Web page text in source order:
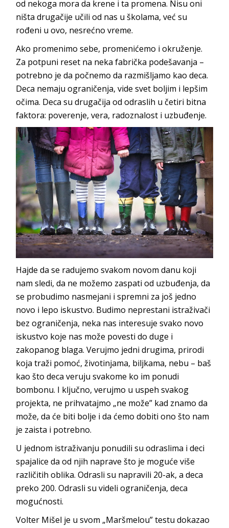
od nekoga mora da krene i ta promena. Nisu oni
ništa drugačije učili od nas u školama, već su
rođeni u ovo, nesrećno vreme.
Ako promenimo sebe, promenićemo i okruženje.
Za potpuni reset na neka fabrička podešavanja –
potrebno je da počnemo da razmišljamo kao deca.
Deca nemaju ograničenja, vide svet boljim i lepšim
očima. Deca su drugačija od odraslih u četiri bitna
faktora: poverenje, vera, radoznalost i uzbuđenje.
Hajde da se radujemo svakom novom danu koji
nam sledi, da ne možemo zaspati od uzbuđenja, da
se probudimo nasmejani i spremni za još jedno
novo i lepo iskustvo. Budimo neprestani istraživači
bez ograničenja, neka nas interesuje svako novo
iskustvo koje nas može povesti do duge i
zakopanog blaga. Verujmo jedni drugima, prirodi
koja traži pomoć, životinjama, biljkama, nebu – baš
kao što deca veruju svakome ko im ponudi
bombonu. I ključno, verujmo u uspeh svakog
projekta, ne prihvatajmo „ne može” kad znamo da
može, da će biti bolje i da ćemo dobiti ono što nam
je zaista i potrebno.
U jednom istraživanju ponudili su odraslima i deci
spajalice da od njih naprave što je moguće više
različitih oblika. Odrasli su napravili 20-ak, a deca
preko 200. Odrasli su videli ograničenja, deca
mogućnosti.
Volter Mišel je u svom „Maršmelou” testu dokazao